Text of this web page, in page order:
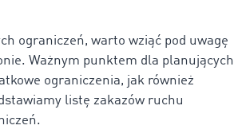
ograniczeń, warto wziąć pod uwagę
Ważnym punktem dla planujących
ograniczenia, jak również
listę zakazów ruchu